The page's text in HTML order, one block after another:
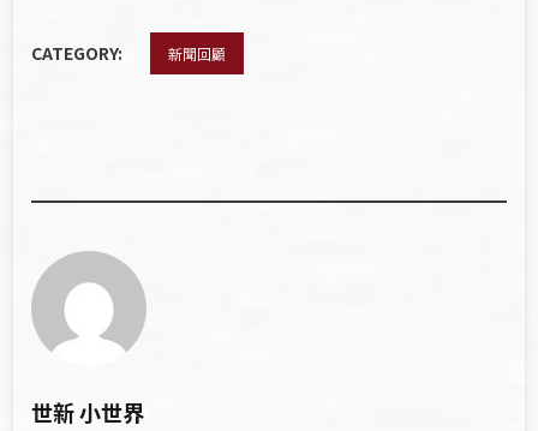
CATEGORY: 新聞回顧
世新 小世界